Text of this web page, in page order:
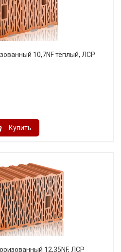
10,7NF тёплый, ЛСР
Купить
12,35NF, ЛСР